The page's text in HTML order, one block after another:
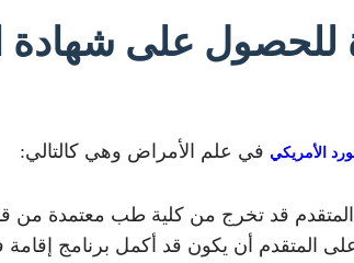
على شهادة
الأمريكي في علم الأمراض وهي كالتالي:
قد تخرج من كلية طب معتمدة من
يكون قد أكمل برنامج إقامة في علم الأمراض مدته